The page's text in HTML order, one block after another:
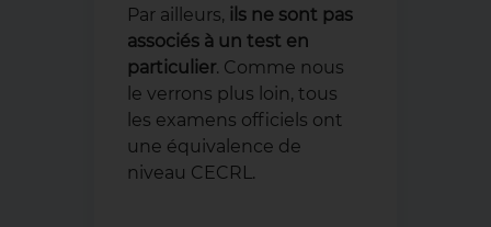
Par ailleurs, ils ne sont pas
associés à un test en
particulier. Comme nous
le verrons plus loin, tous
les examens officiels ont
une équivalence de
niveau CECRL.